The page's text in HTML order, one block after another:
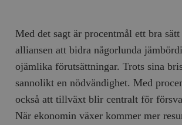
Med det sagt är procentmål ett bra
alliansen att bidra någorlunda
ojämlika förutsättningar. Trots sina
sannolikt en nödvändighet. Med
också att tillväxt blir centralt för
När ekonomin växer kommer mer